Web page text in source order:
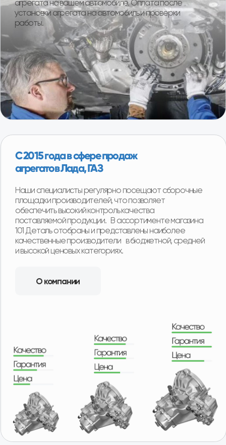
Срочная доставка «до двери»
в 16+ регионах
Мы можем доставить товар собственной службой
доставки с наших складов в любую точку региона.
Оплачиваете товар после его получения и осмотра.
Ежедневная доставка по Москве и области.
Еженедельная доставка по регионам нашего
присутствия. А в регионы, в которых мы не
представлены, отправляем заказы транспортными
компаниями с оплатой после получения товара.
Удобная гарантия
В случае необходимости возврата или обмена
товара, нашим покупателям не придётся отправлять
товар продавцу транспортной компанией и ждать
долгого возврата денег или получения замены.
Более 95% клиентов остаются полностью
довольны покупкой. Реальные отзывы наших
покупателей.
Смотреть отзывы